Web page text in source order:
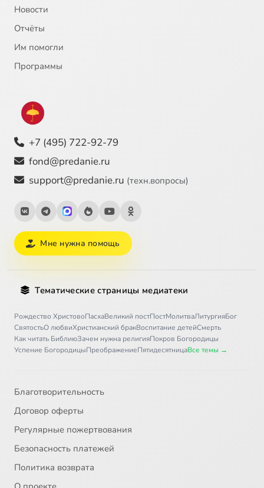
Новости
Отчёты
Им помогли
Программы
+7 (495) 722-92-79
fond@predanie.ru
support@predanie.ru (техн.вопросы)
Мне нужна помощь
Тематические страницы медиатеки
Рождество ХристовоПасхаВеликий постПостМолитваЛитургияБог
СвятостьО любвиХристианский бракВоспитание детейСмерть
Как читать БиблиюЗачем нужна религияПокров Богородицы
Успение БогородицыПреображениеПятидесятницаВсе темы →
Благотворительность
Договор оферты
Регулярные пожертвования
Безопасность платежей
Политика возврата